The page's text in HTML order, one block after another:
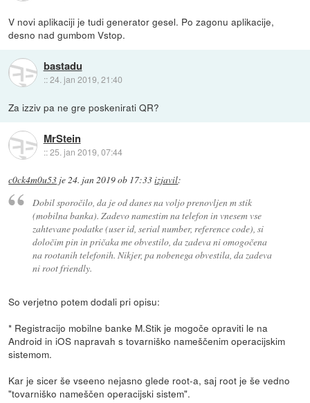
V novi aplikaciji je tudi generator gesel. Po zagonu aplikacije,
desno nad gumbom Vstop.
bastadu
::24. jan 2019, 21:40
Za izziv pa ne gre poskenirati QR?
MrStein
::25. jan 2019, 07:44
c0ck4m0u53 je24. jan 2019 ob 17:33izjavil:
Dobil sporočilo, da je od danes na voljo prenovljen m stik
(mobilna banka). Zadevo namestim na telefon in vnesem vse
zahtevane podatke (user id, serial number, reference code), si
določim pin in pričaka me obvestilo, da zadeva ni omogočena
na rootanih telefonih. Nikjer, pa nobenega obvestila, da zadeva
ni root friendly.
So verjetno potem dodali pri opisu:
* Registracijo mobilne banke M.Stik je mogoče opraviti le na
Android in iOS napravah s tovarniško nameščenim operacijskim
sistemom.
Kar je sicer še vseeno nejasno glede root-a, saj root je še vedno
"tovarniško nameščen operacijski sistem".